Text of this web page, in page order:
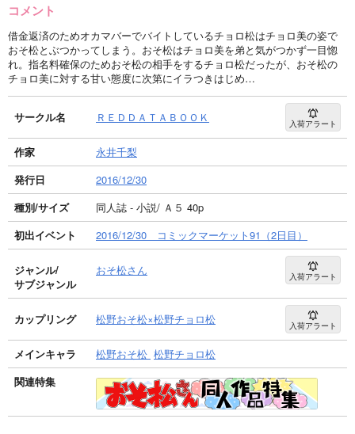
コメント
借金返済のためオカマバーでバイトしているチョロ松はチョロ美の姿で
おそ松とぶつかってしまう。おそ松はチョロ美を弟と気がつかず一目惚
れ。指名料確保のためおそ松の相手をするチョロ松だったが、おそ松の
チョロ美に対する甘い態度に次第にイラつきはじめ…
サークル名 ＲＥＤＤＡＴＡＢＯＯＫ 入荷アラート
作家
永井千梨
発行日
2016/12/30
種別/サイズ
同人誌 - 小説/ Ａ５ 40p
初出イベント
2016/12/30 コミックマーケット91（2日目）
ジャンル/
サブジャンル
おそ松さん 入荷アラート
カップリング 松野おそ松×松野チョロ松 入荷アラート
メインキャラ 松野おそ松 松野チョロ松
関連特集